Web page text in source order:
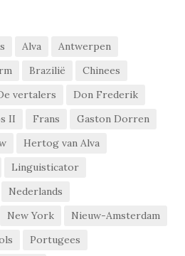
Alva
Antwerpen
Brazilië
Chinees
vertalers
Don Frederik
II Frans
Gaston Dorren
Hertog van Alva
Linguisticator
Nederlands
New York
Nieuw-Amsterdam
Portugees